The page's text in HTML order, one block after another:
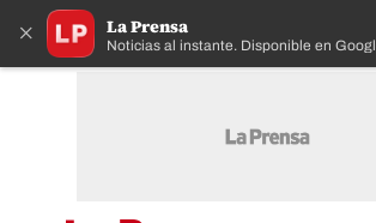
× La Prensa
Noticias al instante. Disponible en